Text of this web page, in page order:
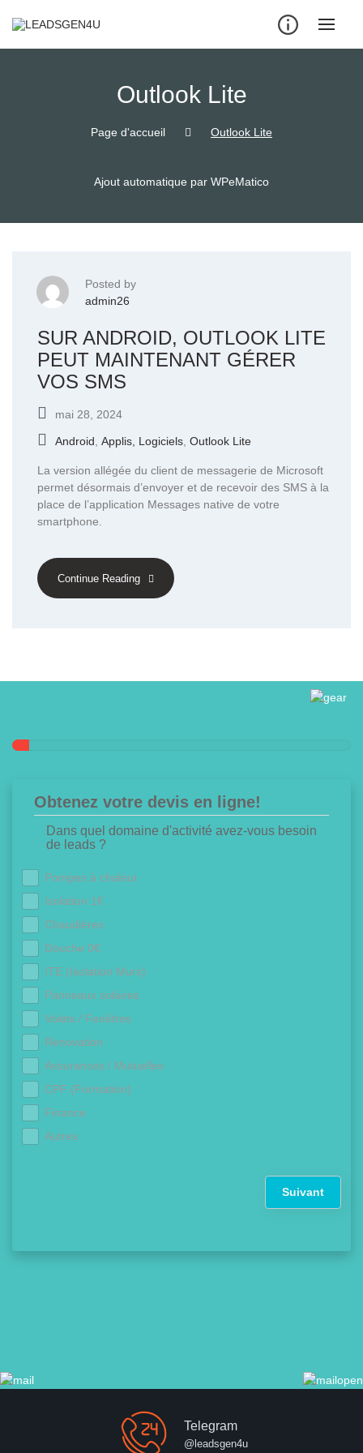
Outlook Lite
Page d'accueil Outlook Lite
Ajout automatique par WPeMatico
Posted by
admin26
SUR ANDROID, OUTLOOK LITE
PEUT MAINTENANT GÉRER
VOS SMS
mai 28, 2024
Android Applis, Logiciels Outlook Lite
La version allégée du client de messagerie de Microsoft
permet désormais d’envoyer et de recevoir des SMS à la
place de l’application Messages native de votre
smartphone.
Continue Reading
Obtenez votre devis en ligne!
Dans quel domaine d'activité avez-vous besoin
de leads ?
Pompes à chaleur
Isolation 1€
Chaudières
Douche 0€
ITE (Isolation Murs)
Panneaux solaires
Volets / Fenêtres
Rénovation
Assurances / Mutuelles
CPF (Formation)
Finance
Autres
Suivant
Telegram
@leadsgen4u